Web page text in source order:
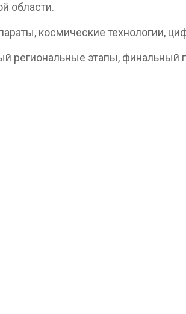
области.
космические технологии,
региональные этапы,